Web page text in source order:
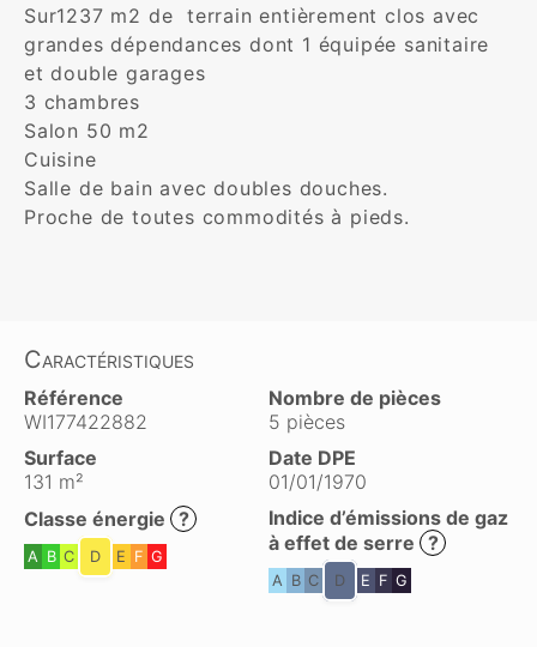
Sur1237 m2 de  terrain entièrement clos avec
grandes dépendances dont 1 équipée sanitaire
et double garages
3 chambres
Salon 50 m2
Cuisine
Salle de bain avec doubles douches.
Proche de toutes commodités à pieds.
Caractéristiques
Référence
WI177422882
Nombre de pièces
5 pièces
Surface
131 m²
Date DPE
01/01/1970
Classe énergie ?
A B C D E F G
Indice d’émissions de gaz
à effet de serre ?
A B C D E F G